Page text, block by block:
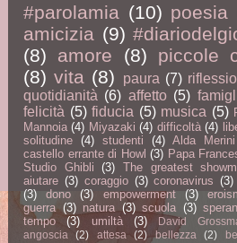
#parolamia (10) poesia
amicizia (9)
(8)
amore (8)
piccole
(8) vita (8) paura (7)
quotidianità (6) affetto (5)
felicità (5) fiducia (5) musica (5)
Mannoia (4) Miyazaki (4) difficoltà (4)
solitudine (4) studenti (4) Alda Merini
castello errante di Howl (3) Papa
Studio Ghibli
(3) The greatest
aiutare (3) coraggio (3) coronavirus (3)
(3)
dono (3) empowerment (3)
guerra (3) natura (3) scuola (3)
tempo
(3) umiltà (3) David
angoscia
(2) attesa (2) bellezza (2)